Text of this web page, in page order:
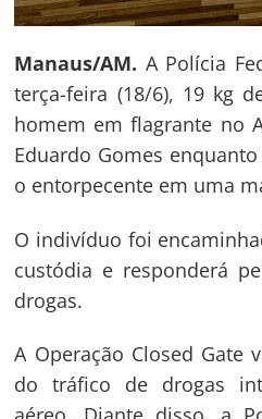
Manaus/AM. A Polícia
terça-feira (18/6), 19 kg
homem em flagrante no
Eduardo Gomes
o entorpecente em uma
O indivíduo foi
custódia e responderá
drogas.
A Operação Closed Gate
do tráfico de drogas